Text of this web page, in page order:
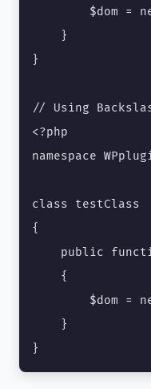
$dom =
    }
}
// Using
<?php
namespace
class testClass
{
public
    {
$dom =
    }
}